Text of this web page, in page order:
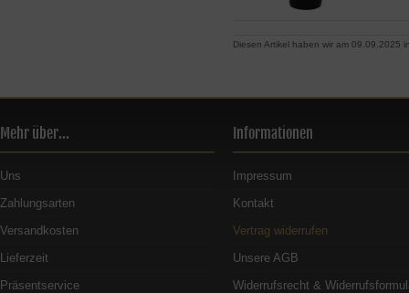
Diesen Artikel haben wir am 09.09.2025
Mehr über...
Uns
Zahlungsarten
Versandkosten
Lieferzeit
Präsentservice
Informationen
Impressum
Kontakt
Vertrag widerrufen
Unsere AGB
Widerrufsrecht &